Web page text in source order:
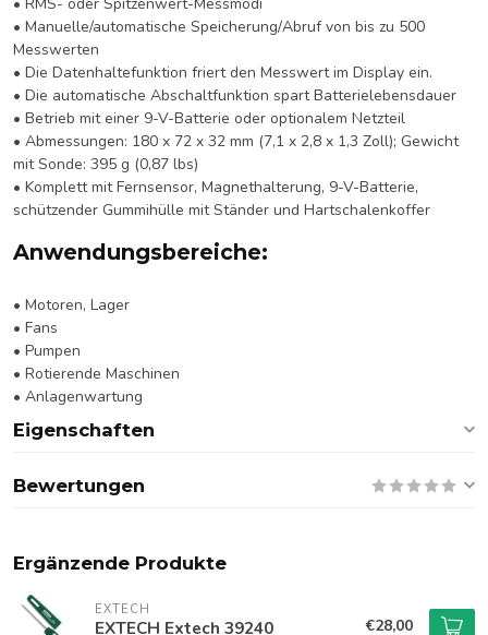
• Manuelle/automatische Speicherung/Abruf von bis zu 500
Messwerten
• Die Datenhaltefunktion friert den Messwert im Display ein.
• Die automatische Abschaltfunktion spart Batterielebensdauer
• Betrieb mit einer 9-V-Batterie oder optionalem Netzteil
• Abmessungen: 180 x 72 x 32 mm (7,1 x 2,8 x 1,3 Zoll); Gewicht
mit Sonde: 395 g (0,87 lbs)
• Komplett mit Fernsensor, Magnethalterung, 9-V-Batterie,
schützender Gummihülle mit Ständer und Hartschalenkoffer
Anwendungsbereiche:
• Motoren, Lager
• Fans
• Pumpen
• Rotierende Maschinen
• Anlagenwartung
Eigenschaften
Bewertungen
Ergänzende Produkte
EXTECH
EXTECH Extech 39240 €28,00